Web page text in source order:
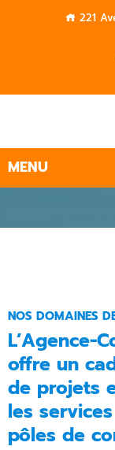
221
NOS DOMAINES
L’Agence-
offre un
de projets
les
pôles de